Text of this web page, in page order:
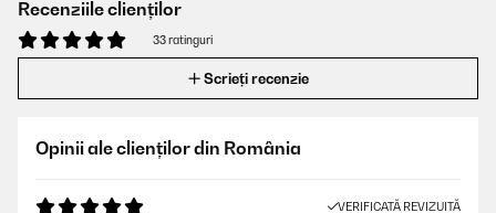
Recenziile clienților
33 ratinguri
Scrieți recenzie
Opinii ale clienților din România
VERIFICATĂ REVIZUITĂ